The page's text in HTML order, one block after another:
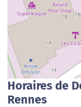
Horaires de
Rennes